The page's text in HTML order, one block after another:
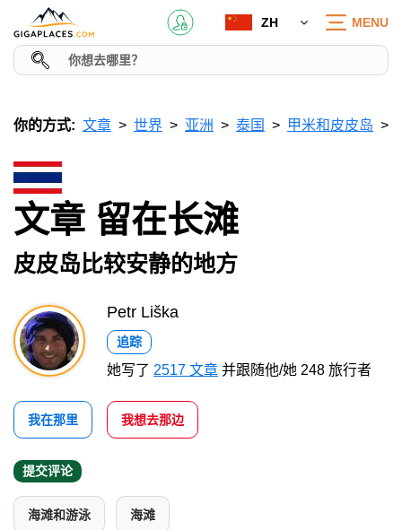
ZH MENU
你的方式: 文章 世界 亚洲 泰国 甲米和皮皮岛
文章 留在长滩
皮皮岛比较安静的地方
Petr Liška
追踪
她写了 2517 文章 并跟随他/她 248 旅行者
我在那里 我想去那边
提交评论
海滩和游泳 海滩